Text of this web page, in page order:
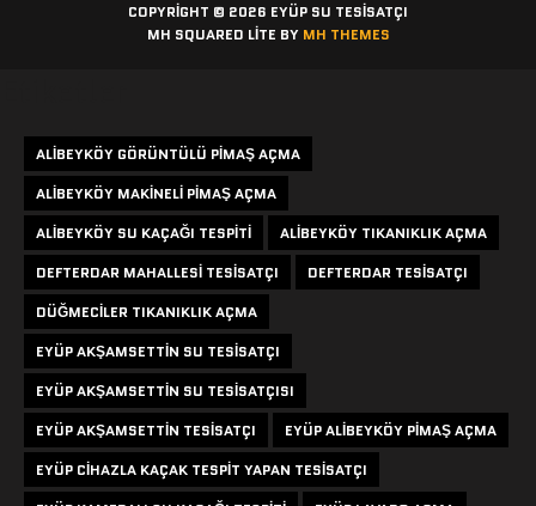
COPYRIGHT © 2026 EYÜP SU TESISATÇI
MH SQUARED LITE BY MH THEMES
ALIBEYKÖY GÖRÜNTÜLÜ PIMAŞ AÇMA
ALIBEYKÖY MAKINELI PIMAŞ AÇMA
ALIBEYKÖY SU KAÇAĞI TESPITI
ALIBEYKÖY TIKANIKLIK AÇMA
DEFTERDAR MAHALLESI TESISATÇI
DEFTERDAR TESISATÇI
DÜĞMECILER TIKANIKLIK AÇMA
EYÜP AKŞAMSETTIN SU TESISATÇI
EYÜP AKŞAMSETTIN SU TESISATÇISI
EYÜP AKŞAMSETTIN TESISATÇI
EYÜP ALIBEYKÖY PIMAŞ AÇMA
EYÜP CIHAZLA KAÇAK TESPIT YAPAN TESISATÇI